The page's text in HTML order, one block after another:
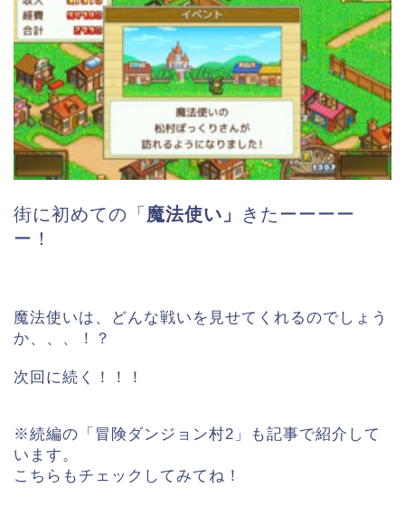
街に初めての「 魔法使い」
きたーーーー
ー！
魔法使いは、どんな戦いを見せてくれるのでしょう
か、、、！？
次回に続く！！！
※続編の「冒険ダンジョン村2」も記事で紹介して
います。
こちらもチェックしてみてね！